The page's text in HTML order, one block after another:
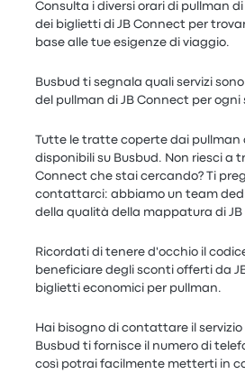
Consulta i diversi orari di pullman
dei biglietti di JB Connect per
base alle tue esigenze di viaggio.
Busbud ti segnala quali servizi
del pullman di JB Connect per
Tutte le tratte coperte dai pullman
disponibili su Busbud. Non riesci a
Connect che stai cercando? Ti
contattarci: abbiamo un team
della qualità della mappatura di JB
Ricordati di tenere d'occhio il
beneficiare degli sconti offerti da
biglietti economici per pullman.
Hai bisogno di contattare il
Busbud ti fornisce il numero di
così potrai facilmente metterti in